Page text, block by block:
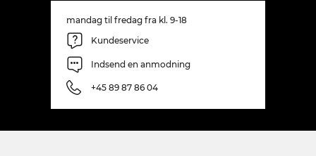
mandag til fredag fra kl. 9-18
Kundeservice
Indsend en anmodning
+45 89 87 86 04